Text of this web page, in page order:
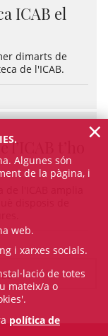
ICAB el
dimarts de
de l'ICAB.
t’ho
l'ICAB amplia
Algunes són
de la pàgina, i
web.
i xarxes socials.
de totes
mateix/a o
política de
×